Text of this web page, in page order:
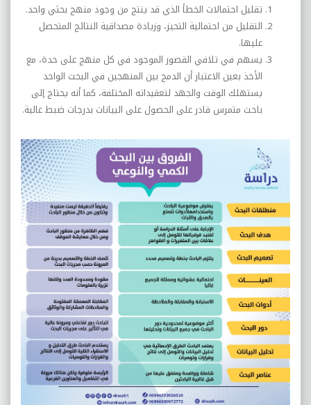
تقليل احتمالات الخطأ الذي قد ينتج من وجود منهج بحثي واحد.
التقليل من احتمالية التحيز، وزيادة مصداقية النتائج المتحصل
عليها.
يسهم في تلافي القصور الموجود في كل منهج على حدة، مع
الأخذ بعين الاعتبار أن الدمج بين المنهجين في البحث الواحد
يستهلك الوقت والجهد لتعقيداته المختلفة، كما أنه يحتاج إلى
باحث متمرس قادر على الحصول على البيانات بدرجات ضبط عالية.